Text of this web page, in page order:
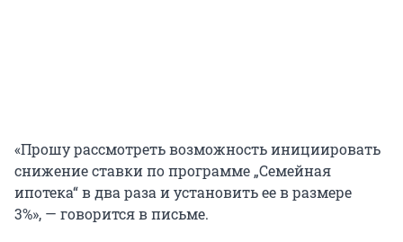
«Прошу рассмотреть возможность инициировать
снижение ставки по программе „Семейная
ипотека“ в два раза и установить ее в размере
3%», — говорится в письме.